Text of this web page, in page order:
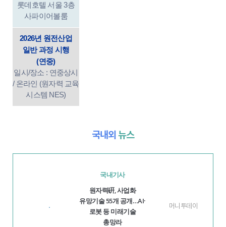
롯데호텔 서울 3층
사파이어볼룸
2026년 원전산업
일반 과정 시행
(연중)
일시/장소 : 연중상시
/ 온라인 (원자력 교육
시스템 NES)
국내외 뉴스
국내기사
·
원자력硏, 사업화
유망기술 55개 공개…AI·
로봇 등 미래기술
총망라
머니투데이